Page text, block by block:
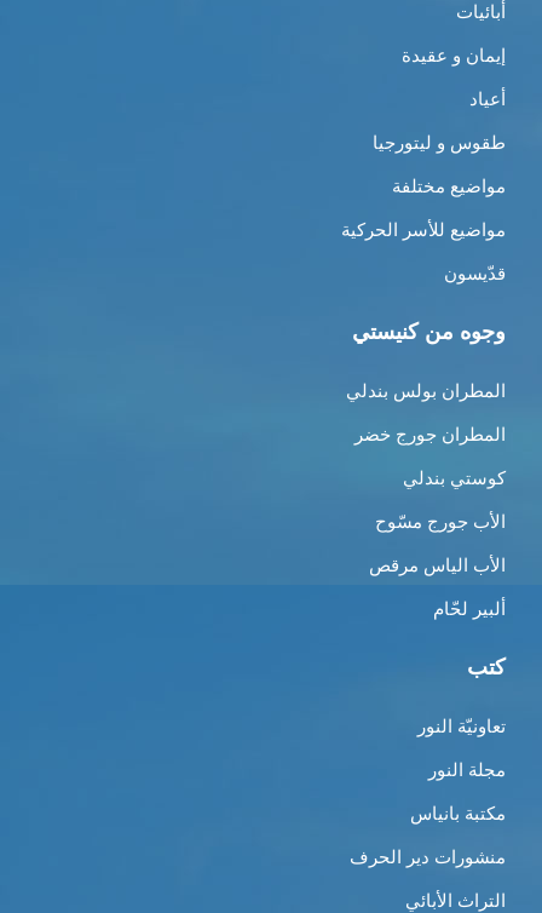
أبائيات
إيمان و عقيدة
أعياد
طقوس و ليتورجيا
مواضيع مختلفة
مواضيع للأسر الحركية
قدّيسون
وجوه من كنيستي
المطران بولس بندلي
المطران جورج خضر
كوستي بندلي
الأب جورج مسّوح
الأب الياس مرقص
ألبير لحّام
كتب
تعاونيّة النور
مجلة النور
مكتبة بانياس
منشورات دير الحرف
التراث الأبائي